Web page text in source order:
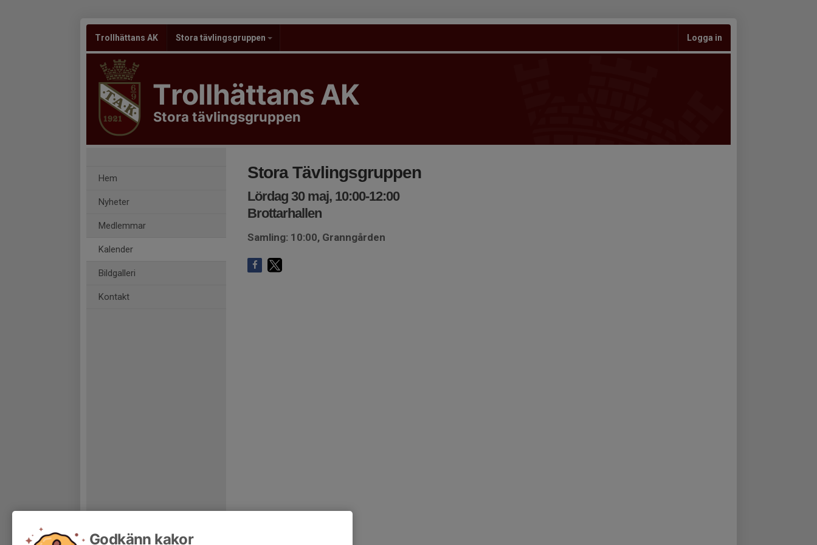
Trollhättans AK Stora tävlingsgruppen Logga in
Trollhättans AK
Stora tävlingsgruppen
Hem
Nyheter
Medlemmar
Kalender
Bildgalleri
Kontakt
Stora Tävlingsgruppen
Lördag 30 maj, 10:00-12:00
Brottarhallen
Samling: 10:00, Granngården
Godkänn kakor